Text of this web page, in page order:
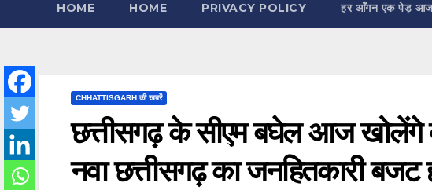
HOME HOME PRIVACY POLICY हर आँगन एक पेड़
CHHATTISGARH की खबरें
छत्तीसगढ़ के सीएम बघेल आज खोलेंगे
नवा छत्तीसगढ़ का जनहितकारी बजट